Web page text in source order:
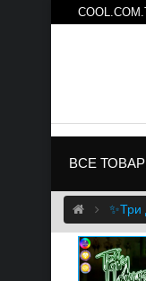
c
ВСЕ
✨Три